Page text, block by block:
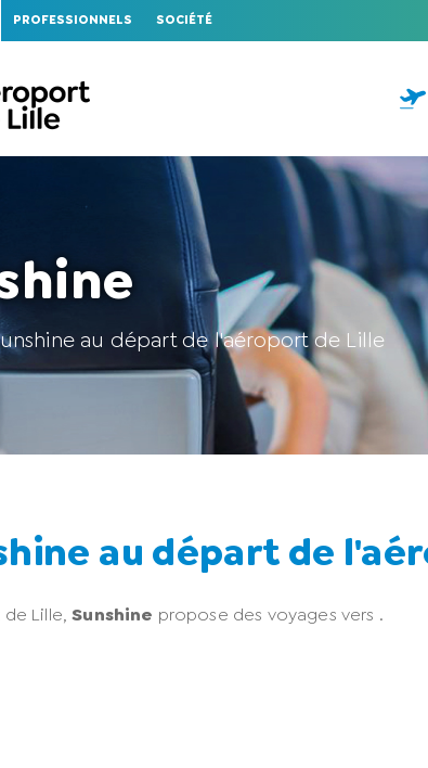
PROFESSIONNELS SOCIÉTÉ
au départ de l'aéroport de Lille
au départ de
de Lille,Sunshine propose des voyages vers .